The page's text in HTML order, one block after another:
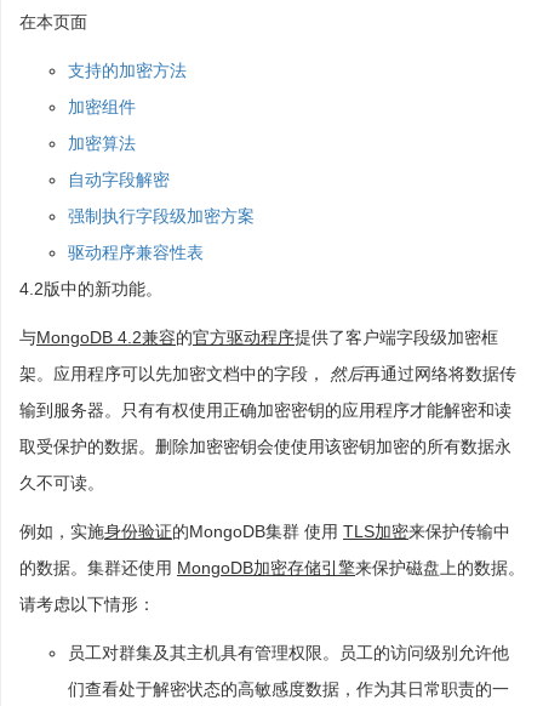
在本页面
支持的加密方法
加密组件
加密算法
自动字段解密
强制执行字段级加密方案
驱动程序兼容性表
4.2版中的新功能。
与MongoDB 4.2兼容的官方驱动程序提供了客户端字段级加密框
架。应用程序可以先加密文档中的字段， 然后再通过网络将数据传
输到服务器。只有有权使用正确加密密钥的应用程序才能解密和读
取受保护的数据。删除加密密钥会使使用该密钥加密的所有数据永
久不可读。
例如，实施身份验证的MongoDB集群 使用 TLS加密来保护传输中
的数据。集群还使用 MongoDB加密存储引擎来保护磁盘上的数据。
请考虑以下情形：
员工对群集及其主机具有管理权限。员工的访问级别允许他
们查看处于解密状态的高敏感度数据，作为其日常职责的一